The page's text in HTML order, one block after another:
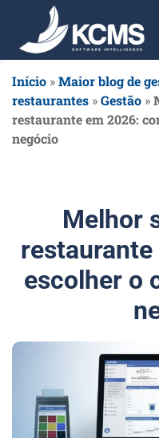
Início »Maior blog de
restaurantes »Gestão »
restaurante em 2026:
negócio
Melhor
escolher o